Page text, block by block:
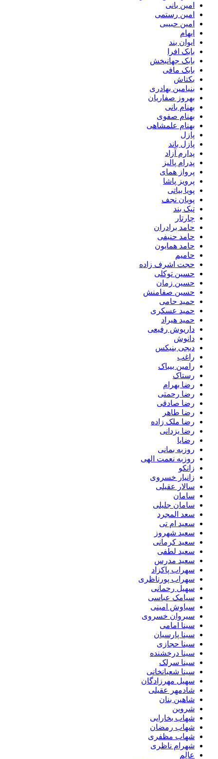
امین بانی
امین رستمی
امین حبیبی
ایهام
ایوان بند
بابک افرا
بابک جهانبخش
بابک مافی
بکتاش
بنیامین بهادری
بهروز صفاریان
بهنام بانی
بهنام صفوی
بهنام علمشاهی
پازل
پازل باند
پدارم آزاد
پدرام پالیز
پرواز همای
پرویز پاشا
پویا بیاتی
پویان نجف
تیک بند
چارتار
حامد برادران
حامد حنیفی
حامد همایون
حامیم
حجت اشرف زاده
حسین توکلی
حسین زمان
حسین صفامنش
حمید حامی
حمید عسکری
حمید هیراد
داریوش رفیعی
دانوش
دیجی بنیکس
راغب
رامین بیباک
رستاک
رضا بهرام
رضا رحمتی
رضا صادقی
رضا طاهر
رضا ملک زاده
رضا یزدانی
رضایا
روزبه بمانى
روزبه نعمت الهی
زانکو
زانیار خسروی
سالار عقیلی
سامان
سامان جلیلی
سعد المجرد
سعید ام تی
سعید شهروز
سعید کرمانی
سعید لطفی
سعید مدرس
سهراب پاکزاد
سهراب پورناظری
سهیل رحمانی
سیامک عباسی
سیاوش امینی
سیروان خسروی
سینا امامی
سینا پارسیان
سینا حجازی
سینا درخشنده
سینا سرلک
سینا شعبانخانی
سهیل مهرزادگان
شادمهر عقیلی
شاهین بنان
شروین
شهاب بخارایی
شهاب رمضان
شهاب مظفری
شهرام ناظری
عالِم